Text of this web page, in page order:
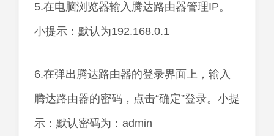
5.在电脑浏览器输入腾达路由器管理IP。
小提示：默认为192.168.0.1
6.在弹出腾达路由器的登录界面上，输入
腾达路由器的密码，点击“确定”登录。小提
示：默认密码为：admin